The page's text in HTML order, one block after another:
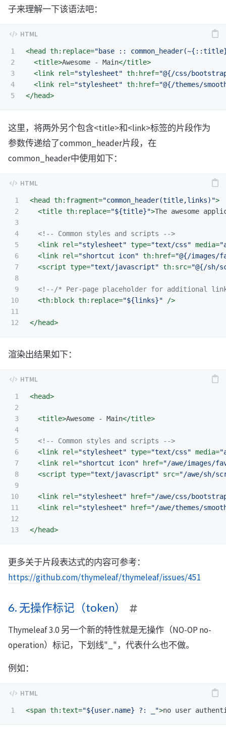
子来理解一下该语法吧：
1
2
3
4
<head th:replace="base ::
<title>Awesome - Main</title>
<link
rel="stylesheet" th:href="@{/css/
<link
rel="stylesheet" th:href="@{/themes/
</head>
这里，将两外另个包含<title>和<link>标签的片段作为
参数传递给了common_header片段，在
common_header中使用如下：
1
2
3
4
5
6
7
8
9
10
11
<head th:fragment="common_header(title,links)">
<title th:replace="${title}">The awesome
<!-- Common styles and scripts -->
<link
rel="stylesheet" type="text/css" media=
<link
rel="shortcut icon" th:href="@{/
<script type="text/javascript" th:src="@{/sh/
<!--/* Per-page placeholder for additional
<th:block th:replace="${links}" />
</head>
渲染出结果如下：
1
2
3
4
5
6
7
8
9
10
11
12
<head>
<title>Awesome - Main</title>
<!-- Common styles and scripts -->
<link
rel="stylesheet" type="text/css" media=
<link
rel="shortcut icon" href="/awe/images/
<script type="text/javascript" src="/awe/sh/
<link rel="stylesheet" href="/awe/css/
<link
rel="stylesheet" href="/awe/themes/
</head>
更多关于片段表达式的内容可参考：
https://github.com/thymeleaf/thymeleaf/issues/451
6. 无操作标记（token）
Thymeleaf 3.0 另一个新的特性就是无操作（NO-OP no-
operation）标记，下划线"_"，代表什么也不做。
例如：
<span th:text="${user.name} ?: _">no user